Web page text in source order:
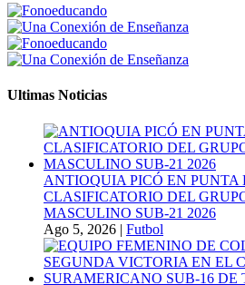
Ultimas Noticias
ANTIOQUIA PICÓ EN PUNTA
CLASIFICATORIO DEL
MASCULINO SUB-21 2026
Ago 5, 2026 | Futbol